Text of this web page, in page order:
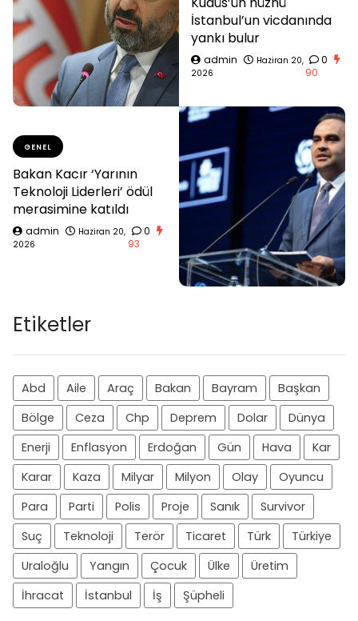
İstanbul’un vicdanında
yankı bulur
admin
Haziran 20,
2026
0
90
GENEL
Bakan Kacır ‘Yarının
Teknoloji Liderleri’ ödül
merasimine katıldı
admin
Haziran 20,
2026
0
93
Etiketler
Abd Aile Araç Bakan Bayram
Başkan
Bölge
Ceza Chp Deprem Dolar
Dünya
Enerji
Enflasyon Erdoğan Gün Hava
Kar
Karar
Kaza Milyar Milyon Olay
Oyuncu
Para
Parti Polis Proje Sanık
Survivor
Suç
Teknoloji Terör Ticaret Türk
Türkiye
Uraloğlu
Yangın Çocuk Ülke
Üretim
İhracat
İstanbul İş Şüpheli